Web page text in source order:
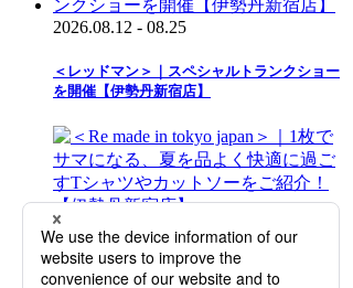
2026.08.12 - 08.25
＜レッドマン＞｜スペシャルトランクショー
を開催【伊勢丹新宿店】
2026.08.12 - 09.01
＜Re made in tokyo japan＞｜1枚でサマにな